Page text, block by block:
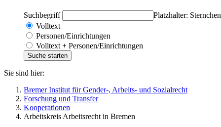
Suchbegriff
Platzhalter:
Volltext
Personen/Einrichtungen
Volltext + Personen/Einrichtungen
Sie sind hier:
Bremer Institut für Gender-, Arbeits- und Sozialrecht
Forschung und Transfer
Kooperationen
Arbeitskreis Arbeitsrecht in Bremen